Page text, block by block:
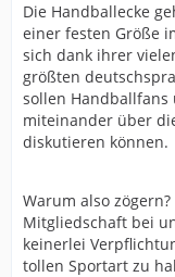
Die Handballecke
einer festen Größe
sich dank ihrer
größten
sollen Handballfans
miteinander über
diskutieren können.
Warum also
Mitgliedschaft bei
keinerlei
tollen Sportart zu